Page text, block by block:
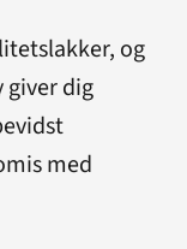
og
giver dig
med